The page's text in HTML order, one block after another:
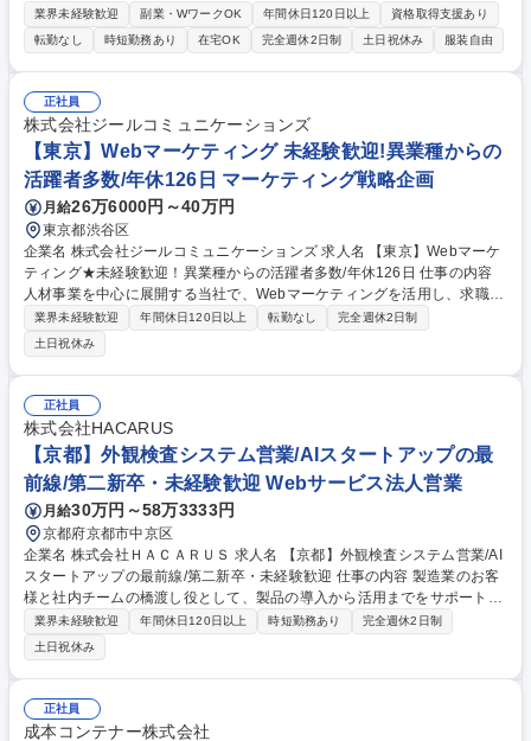
題やニーズを丁寧にヒアリングし、最適なWebサービスを提案・受注まで
一貫して担当いただきます。＜＜20代、30代の営業MGR・管理職実績多
数！＞＞ 【具体的には】インバウンド営業中心/顧客のニーズや課題を把
握しし、提案～受注/既存顧客のフォローアップや関連サービスの提案 ★
営業メンバーの発案による新サービスや改善提案が日々実施されており、
柔軟な発想を活かせる職場です！ 【キャリア成長の可能性】将資格取得支
援制度/書籍購入費/補助/社内・社外研修補助等,社員のスキルアップを支援
するための制度を整備しております！ 募集職種 【育成前提/TL,MG候補】
★未経験,第二新卒歓迎/飛び込みなしの提案営業（京都）
業界未経験歓迎 副業・WワークOK 年間休日120日以上
資格取得支援あり
転勤なし
時短勤務あり 在宅OK 完全週休2日制 土日祝休み 服装自由
正社員
株式会社ジールコミュニケーションズ
【東京】Webマーケティング 未経験歓迎!異業種からの
活躍者多数/年休126日 マーケティング戦略企画
月給26万6000円～40万円
東京都渋谷区
企業名 株式会社ジールコミュニケーションズ 求人名 【東京】Webマーケ
ティング★未経験歓迎！異業種からの活躍者多数/年休126日 仕事の内容
人材事業を中心に展開する当社で、Webマーケティングを活用し、求職者
の集客をさらに強化・拡大していただきます。集客を依頼している各社A
SPとの単価や条件、件数交渉などを中心に行っていただきます。 掲載面
やクリエイティブ内容の確認や改善も行い、WEB集客を最大化していきま
す。 ■業務詳細 ・アフィリエイト広告の戦略立案、パートナーシップ構
築、管理運用、LPOなど ・各種ツールを用いたデジタルマーケティング全
般の効果測定および分析 ■業務内容の変更の範囲：会社の定める業務 募集
職種 【東京】Webマーケティング★未経験歓迎！異業種からの活躍者多
数/年休126日
業界未経験歓迎 年間休日120日以上 転勤なし
完全週休2日制
土日祝休み
正社員
株式会社HACARUS
【京都】外観検査システム営業/AIスタートアップの最
前線/第二新卒・未経験歓迎 Webサービス法人営業
月給30万円～58万3333円
京都府京都市中京区
企業名 株式会社ＨＡＣＡＲＵＳ 求人名 【京都】外観検査システム営業/AI
スタートアップの最前線/第二新卒・未経験歓迎 仕事の内容 製造業のお客
様と社内チームの橋渡し役として、製品の導入から活用までをサポートい
ただきます。専門知識は入社後に身につけていただけるため、未経験の方
も安心してスタートできます。 【詳細】■製造業のお客様へ現場の課題や
要望のヒアリング※先輩社員の同席・フォローあり ■AI外観検査システム
の資料やデモを用いた製品説明・活用提案※専門的な内容は技術メンバー
がサポート ■導入後の操作案内や問い合わせ対応◇顧客の声を社内共有
し、改善に活用 ■顧客要望を社内(技術チーム)へ連携：フィードバックを
業界未経験歓迎 年間休日120日以上 時短勤務あり
完全週休2日制
土日祝休み
正社員
成本コンテナー株式会社